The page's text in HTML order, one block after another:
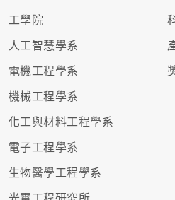
工學院
人工智慧學系
電機工程學系
機械工程學系
化工與材料工程學系
電子工程學系
生物醫學工程學系